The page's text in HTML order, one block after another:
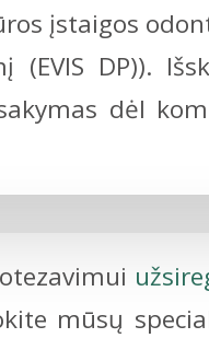
įstaigos
DP)).
dėl
mūsų